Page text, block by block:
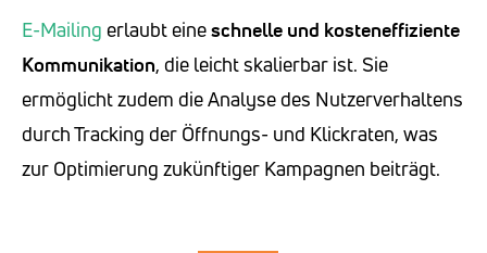
E-Mailing erlaubt eineschnelle und kosteneffiziente
Kommunikation, die leicht skalierbar ist. Sie
ermöglicht zudem die Analyse des Nutzerverhaltens
durch Tracking der Öffnungs- und Klickraten, was
zur Optimierung zukünftiger Kampagnen beiträgt.